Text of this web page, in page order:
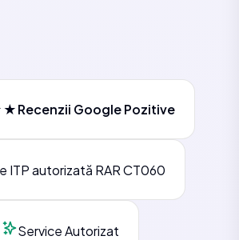
Recenzii Google Pozitive
ITP autorizată RAR CT060
Service Autorizat